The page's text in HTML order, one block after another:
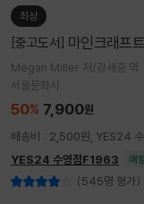
최상
[중고도서] 마인크래프
Megan Miller 저/강세중 역
서울문화사
50% 7,900원
배송비 : 2,500원, YES24
YES24 수영점F1963
매
(545명 평가)